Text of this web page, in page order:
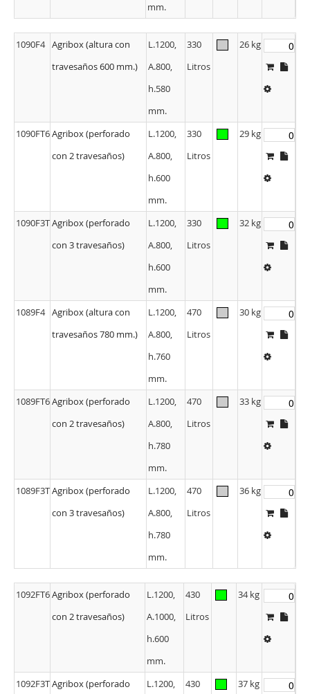
mm.
1090F4 Agribox (altura con
travesaños 600 mm.)
L.1200,
A.800,
h.580
mm.
330
Litros
26 kg
1090FT6Agribox (perforado
con 2 travesaños)
L.1200,
A.800,
h.600
mm.
330
Litros
29 kg
1090F3TAgribox (perforado
con 3 travesaños)
L.1200,
A.800,
h.600
mm.
330
Litros
32 kg
1089F4 Agribox (altura con
travesaños 780 mm.)
L.1200,
A.800,
h.760
mm.
470
Litros
30 kg
1089FT6Agribox (perforado
con 2 travesaños)
L.1200,
A.800,
h.780
mm.
470
Litros
33 kg
1089F3TAgribox (perforado
con 3 travesaños)
L.1200,
A.800,
h.780
mm.
470
Litros
36 kg
1092FT6Agribox (perforado
con 2 travesaños)
L.1200,
A.1000,
h.600
mm.
430
Litros
34 kg
1092F3TAgribox (perforado
L.1200,
430
37 kg